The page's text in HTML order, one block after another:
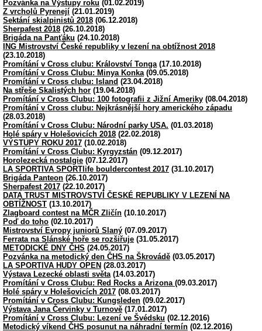
Pozvánka na Výstupy roku (01.02.2019)
Z vrcholů Pyrenejí (21.01.2019)
Sektání skialpinistů 2018 (06.12.2018)
Sherpafest 2018 (26.10.2018)
Brigáda na Panťáku (24.10.2018)
ING Mistrovství České republiky v lezení na obtížnost 2018
(23.10.2018)
Promítání v Cross clubu: Království Tonga (17.10.2018)
Promítání v Cross Clubu: Minya Konka (09.05.2018)
Promítání v Cross clubu: Island (23.04.2018)
Na střeše Skalistých hor (19.04.2018)
Promítání v Cross Clubu: 100 fotografii z Jižní Ameriky (08.04.2018)
Promítání v Cross clubu: Nejkrásnější hory amerického západu
(28.03.2018)
Promítání v Cross Clubu: Národní parky USA. (01.03.2018)
Holé spáry v Holešovicích 2018 (22.02.2018)
VÝSTUPY ROKU 2017 (10.02.2018)
Promítání v Cross Clubu: Kyrgyzstán (09.12.2017)
Horolezecká nostalgie (07.12.2017)
LA SPORTIVA SPORTlife bouldercontest 2017 (31.10.2017)
Brigáda Panteon (26.10.2017)
Sherpafest 2017 (22.10.2017)
DATA TRUST MISTROVSTVÍ ČESKÉ REPUBLIKY V LEZENÍ NA
OBTÍŽNOST (13.10.2017)
Zlagboard contest na MČR Zličín (10.10.2017)
Poď do toho (02.10.2017)
Mistrovství Evropy juniorů Slaný (07.09.2017)
Ferrata na Slánské hoře se rozšiřuje (31.05.2017)
METODICKÉ DNY ČHS (24.05.2017)
Pozvánka na metodický den ČHS na Škrovádě (03.05.2017)
LA SPORTIVA HUDY OPEN (28.03.2017)
Výstava Lezecké oblasti světa (14.03.2017)
Promítání v Cross Clubu: Red Rocks a Arizona (09.03.2017)
Holé spáry v Holešovicích 2017 (08.03.2017)
Promítání v Cross Clubu: Kungsleden (09.02.2017)
Výstava Jana Červinky v Turnově (17.01.2017)
Promítání v Cross Clubu: Lezení ve Švédsku (02.12.2016)
Metodický víkend ČHS posunut na náhradní termín (02.12.2016)